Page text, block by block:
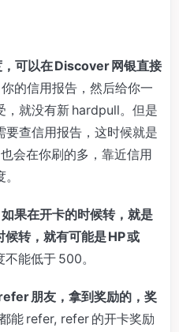
可以在 Discover 网银直接
的信用报告，然后给你一
，就没有新 hardpull。但是
查信用报告，这时候就是
会在你刷的多，靠近信用
果在开卡的时候转，就是
转，就有可能是 HP 或
能低于 500。
朋友，拿到奖励的，奖
能 refer, refer 的开卡奖励